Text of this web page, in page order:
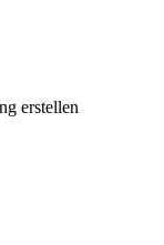
erstellen